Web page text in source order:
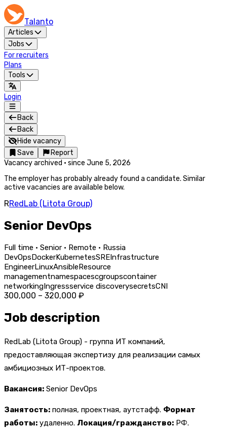
Talanto
Articles
Jobs
For recruiters
Plans
Tools
Login
Back
Back
Hide vacancy
Save
Report
Vacancy archived · since June 5, 2026
The employer has probably already found a candidate. Similar
active vacancies are available below.
RRedLab (Litota Group)
Senior DevOps
Full time · Senior · Remote · Russia
DevOpsDockerKubernetesSREInfrastructure
EngineerLinuxAnsibleResource
managementnamespacescgroupscontainer
networkingIngressservice discoverysecretsCNI
300,000 – 320,000 ₽
Job description
RedLab (Litota Group) - группа ИТ компаний,
предоставляющая экспертизу для реализации самых
амбициозных ИТ-проектов.
Вакансия: Senior DevOps
Занятость: полная, проектная, аутстафф. Формат
работы: удаленно. Локация/гражданство: РФ.